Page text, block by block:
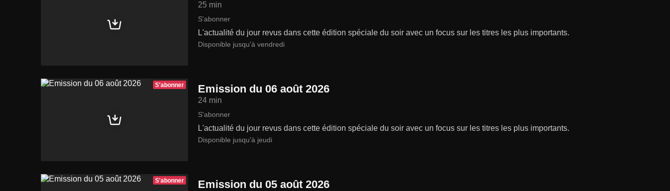
25 min
S'abonner
L'actualité du jour revus dans cette édition spéciale du soir avec un focus sur les titres les plus importants.
Disponible jusqu'à vendredi
S'abonner Emission du 06 août 2026
24 min
S'abonner
L'actualité du jour revus dans cette édition spéciale du soir avec un focus sur les titres les plus importants.
Disponible jusqu'à jeudi
S'abonner Emission du 05 août 2026